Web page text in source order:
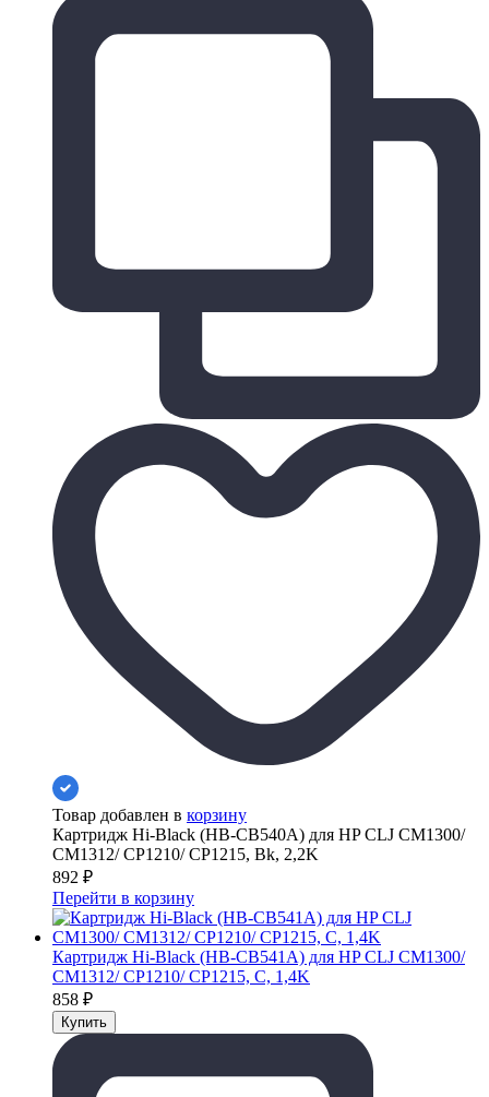
Товар добавлен в корзину
Картридж Hi-Black (HB-CB540A) для HP CLJ CM1300/
CM1312/ CP1210/ CP1215, Bk, 2,2K
892 ₽
Перейти в корзину
Картридж Hi-Black (HB-CB541A) для HP CLJ CM1300/
CM1312/ CP1210/ CP1215, C, 1,4K
858 ₽